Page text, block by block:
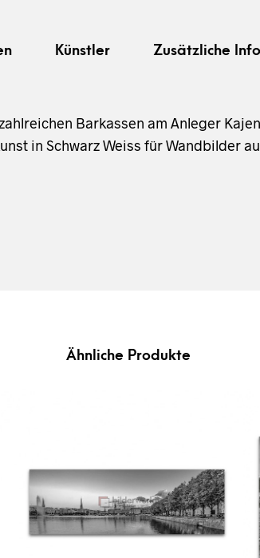
Künstler Zusätzliche
Barkassen am Anleger
in Schwarz Weiss für Wandbilder
Ähnliche Produkte